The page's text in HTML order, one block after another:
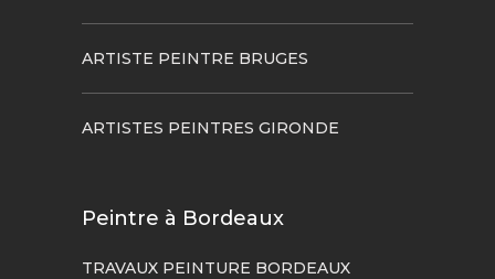
ARTISTE PEINTRE BRUGES
ARTISTES PEINTRES GIRONDE
Peintre à Bordeaux
TRAVAUX PEINTURE BORDEAUX